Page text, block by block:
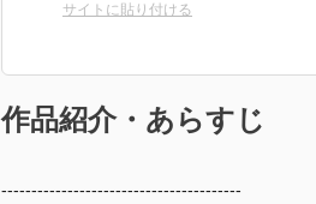
サイトに貼り付ける
作品紹介・あらすじ
----------------------------------------